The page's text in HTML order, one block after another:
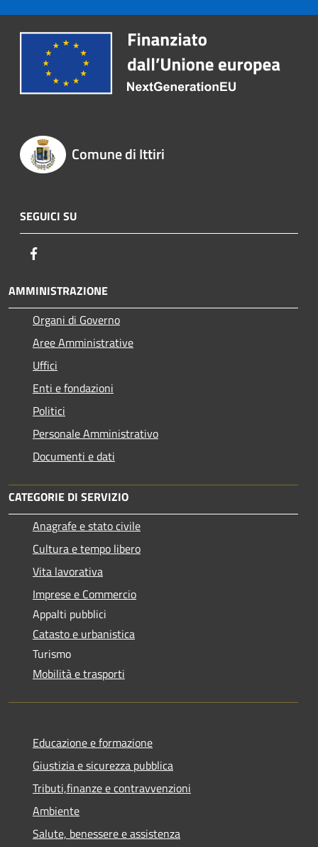
Comune di Ittiri
SEGUICI SU
AMMINISTRAZIONE
Organi di Governo
Aree Amministrative
Uffici
Enti e fondazioni
Politici
Personale Amministrativo
Documenti e dati
CATEGORIE DI SERVIZIO
Anagrafe e stato civile
Cultura e tempo libero
Vita lavorativa
Imprese e Commercio
Appalti pubblici
Catasto e urbanistica
Turismo
Mobilità e trasporti
Educazione e formazione
Giustizia e sicurezza pubblica
Tributi,finanze e contravvenzioni
Ambiente
Salute, benessere e assistenza